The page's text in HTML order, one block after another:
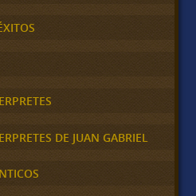
DE JUAN GABRIEL